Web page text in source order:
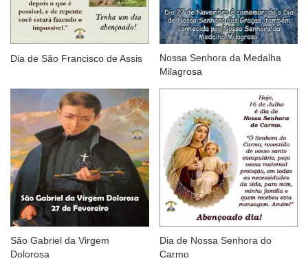
Dia de São Francisco de Assis
Nossa Senhora da Medalha
Milagrosa
São Gabriel da Virgem
Dolorosa
Dia de Nossa Senhora do
Carmo